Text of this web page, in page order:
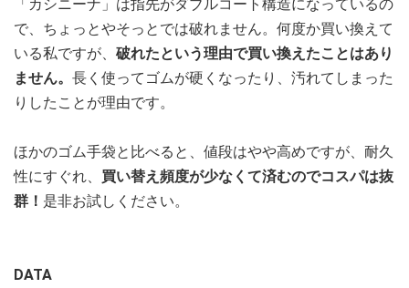
「カシニーナ」は指先がダブルコート構造になっているの
で、ちょっとやそっとでは破れません。何度か買い換えて
いる私ですが、 破れたという理由で買い換えたことはあり
ません。 長く使ってゴムが硬くなったり、汚れてしまった
りしたことが理由です。
ほかのゴム手袋と比べると、値段はやや高めですが、耐久
性にすぐれ、 買い替え頻度が少なくて済むのでコスパは抜
群！ 是非お試しください。
DATA